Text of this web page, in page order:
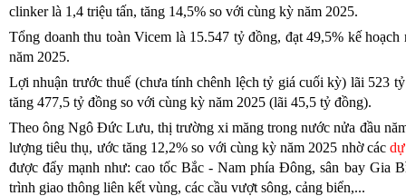
clinker là 1,4 triệu tấn, tăng 14,5% so với cùng kỳ năm 2025.
Tổng doanh thu toàn Vicem là 15.547 tỷ đồng, đạt 49,5% kế
năm 2025.
Lợi nhuận trước thuế (chưa tính chênh lệch tỷ giá cuối kỳ) lãi 523
tăng 477,5 tỷ đồng so với cùng kỳ năm 2025 (lãi 45,5 tỷ đồng).
Theo ông Ngô Đức Lưu, thị trường xi măng trong nước nửa đầu
lượng tiêu thụ, ước tăng 12,2% so với cùng kỳ năm 2025 nhờ các
được đẩy mạnh như: cao tốc Bắc - Nam phía Đông, sân bay Gia
trình giao thông liên kết vùng, các cầu vượt sông, cảng biển,...